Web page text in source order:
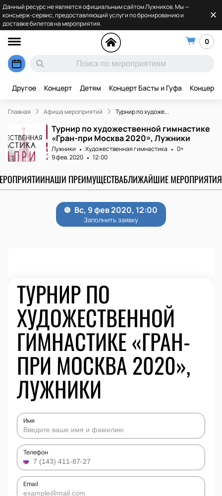
Данный ресурс не является официальным сайтом Лужников. Мы —
консьерж-сервис, предоставляющий услуги по бронированию и
доставке билетов на мероприятия.
0
Другое Концерт Детям Концерт Басты и Гуфа Концерт
Главная Афиша мероприятий Турнир по художе...
Турнир по художественной гимнастике
«Гран-при Москва 2020», Лужники
Лужники Художественная гимнастика
0+
9 фев. 2020
12:00
НАШИ ПРЕИМУЩЕСТВАБЛИЖАЙШИЕ МЕРОПРИЯТИЯ
ТУРНИР ПО
ХУДОЖЕСТВЕННОЙ
ГИМНАСТИКЕ «ГРАН-
ПРИ МОСКВА 2020»,
ЛУЖНИКИ
Имя
Телефон
Email